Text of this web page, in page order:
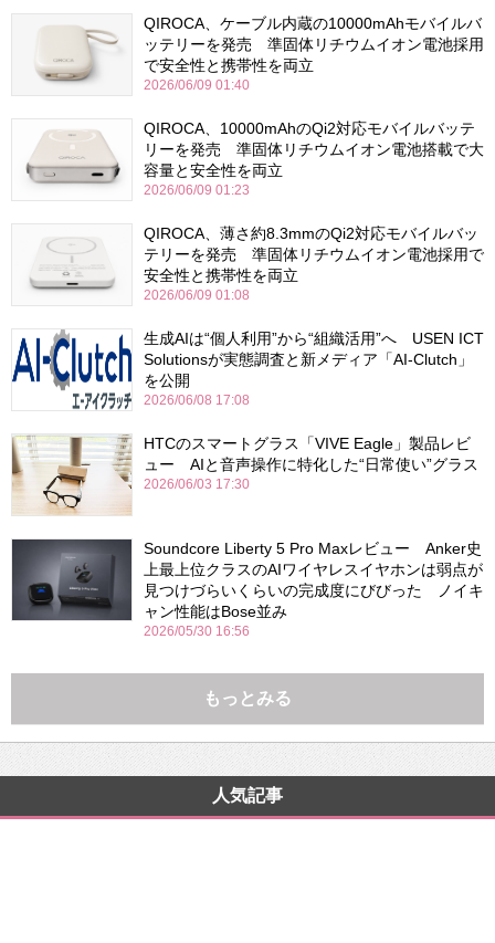
QIROCA、ケーブル内蔵の10000mAhモバイルバ
ッテリーを発売 準固体リチウムイオン電池採用
で安全性と携帯性を両立
2026/06/09 01:40
QIROCA、10000mAhのQi2対応モバイルバッテ
リーを発売 準固体リチウムイオン電池搭載で大
容量と安全性を両立
2026/06/09 01:23
QIROCA、薄さ約8.3mmのQi2対応モバイルバッ
テリーを発売 準固体リチウムイオン電池採用で
安全性と携帯性を両立
2026/06/09 01:08
生成AIは“個人利用”から“組織活用”へ USEN ICT
Solutionsが実態調査と新メディア「AI-Clutch」
を公開
2026/06/08 17:08
HTCのスマートグラス「VIVE Eagle」製品レビ
ュー AIと音声操作に特化した“日常使い”グラス
2026/06/03 17:30
Soundcore Liberty 5 Pro Maxレビュー Anker史
上最上位クラスのAIワイヤレスイヤホンは弱点が
見つけづらいくらいの完成度にびびった ノイキ
ャン性能はBose並み
2026/05/30 16:56
もっとみる
人気記事